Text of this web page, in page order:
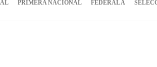
PRIMERA NACIONAL FEDERAL A